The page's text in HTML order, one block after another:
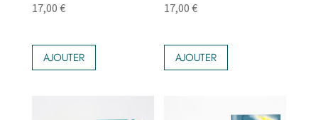
17,00 €
AJOUTER
17,00€
AJOUTER